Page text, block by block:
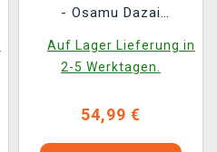
- Osamu Dazai
Auf Lager Lieferung in
2-5 Werktagen.
54,99 €